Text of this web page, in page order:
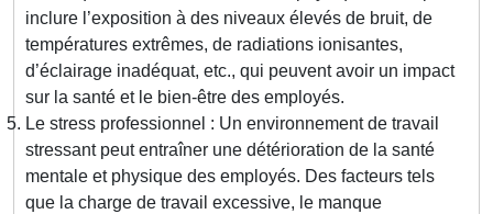
inclure l’exposition à des niveaux élevés de bruit, de
températures extrêmes, de radiations ionisantes,
d’éclairage inadéquat, etc., qui peuvent avoir un impact
sur la santé et le bien-être des employés.
Le stress professionnel : Un environnement de travail
stressant peut entraîner une détérioration de la santé
mentale et physique des employés. Des facteurs tels
que la charge de travail excessive, le manque